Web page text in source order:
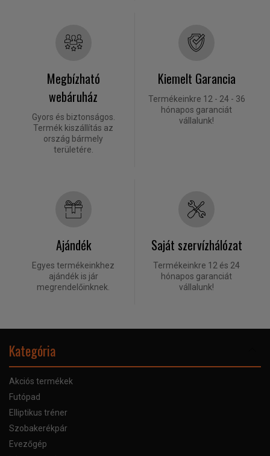
Megbízható
webáruház
Gyors és biztonságos.
Termék kiszállítás az
ország bármely
területére.
Kiemelt Garancia
Termékeinkre 12 - 24 - 36
hónapos garanciát
vállalunk!
Ajándék
Egyes termékeinkhez
ajándék is jár
megrendelőinknek.
Saját szervízhálózat
Termékeinkre 12 és 24
hónapos garanciát
vállalunk!
Kategória
Akciós termékek
Futópad
Elliptikus tréner
Szobakerékpár
Evezőgép